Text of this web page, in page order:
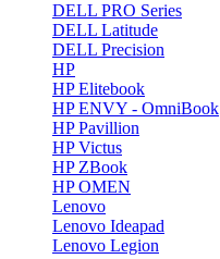
DELL PRO Series
DELL Latitude
DELL Precision
HP
HP Elitebook
HP ENVY - OmniBook
HP Pavillion
HP Victus
HP ZBook
HP OMEN
Lenovo
Lenovo Ideapad
Lenovo Legion